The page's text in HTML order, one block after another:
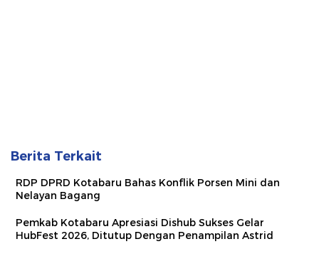
Berita Terkait
RDP DPRD Kotabaru Bahas Konflik Porsen Mini dan
Nelayan Bagang
Pemkab Kotabaru Apresiasi Dishub Sukses Gelar
HubFest 2026, Ditutup Dengan Penampilan Astrid